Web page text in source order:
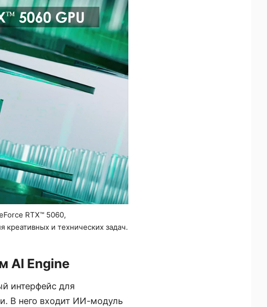
RTX™ 5060,
и технических задач.
AI Engine
интерфейс для
В него входит ИИ-модуль